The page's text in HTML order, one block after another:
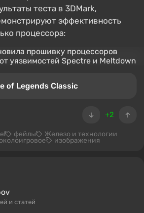
теста в 3DMark,
эффективность
процессора:
of Legends Classic
+2
фейлы Железо и технологии
изображения
и статей